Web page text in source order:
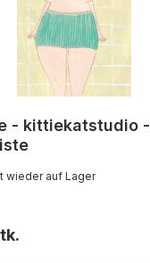
- kittiekatstudio -
wieder auf Lager